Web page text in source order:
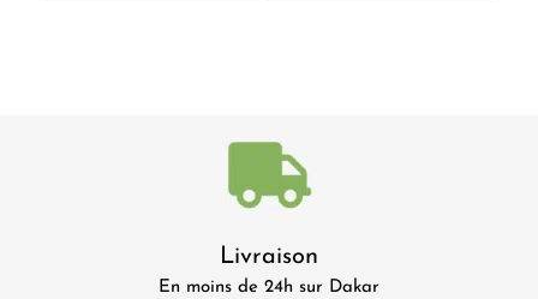
Livraison
En moins de 24h sur Dakar